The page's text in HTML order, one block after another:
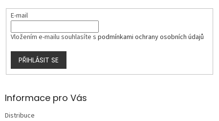
E-mail
Vložením e-mailu souhlasíte s podmínkami ochrany osobních údajů
PŘIHLÁSIT SE
Informace pro Vás
Distribuce